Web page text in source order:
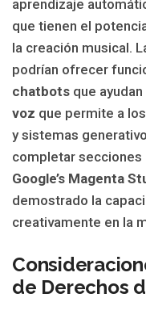
aprendizaje
que tienen el
la creación musical.
podrían ofrecer
chatbots que
voz que permite a
y sistemas
completar secciones
Google’s Magenta
demostrado la
creativamente en la
de Derechos